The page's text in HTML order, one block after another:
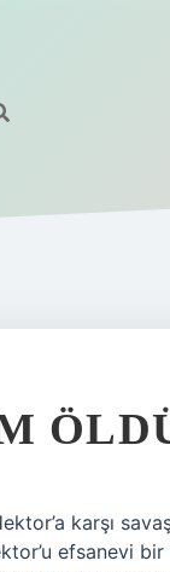
karşı
efsanevi